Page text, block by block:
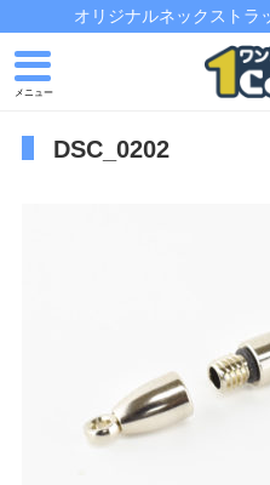
オリジナルネックストラ
トップページ
会社概要
DSC_0202